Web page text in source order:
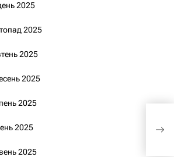
2025
2025
2025
2025
2025
2025
2025
для